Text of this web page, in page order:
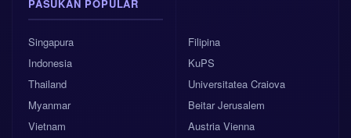
PASUKAN POPULAR
Singapura
Indonesia
Thailand
Myanmar
Vietnam
Filipina
KuPS
Universitatea Craiova
Beitar Jerusalem
Austria Vienna